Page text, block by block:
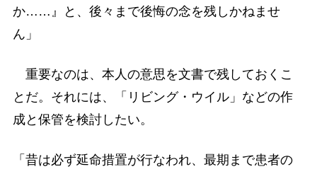
か……』と、後々まで後悔の念を残しかねませ
ん」
重要なのは、本人の意思を文書で残しておくこ
とだ。それには、「リビング・ウイル」などの作
成と保管を検討したい。
「昔は必ず延命措置が行なわれ、最期まで患者の